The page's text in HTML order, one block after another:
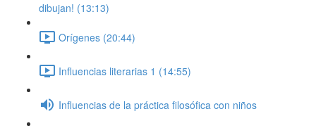
dibujan! (13:13)
Orígenes (20:44)
Influencias literarias 1 (14:55)
Influencias de la práctica filosófica con niños